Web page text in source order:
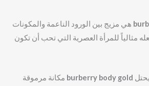
هي مزيج بين الورود الناعمة والمكونات
مثالياً للمرأة العصرية التي تحب أن تكون
burberry body gold مكانة مرموقة